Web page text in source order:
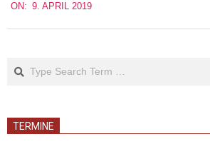
04-
09
ON: 9. APRIL 2019
TERMINE